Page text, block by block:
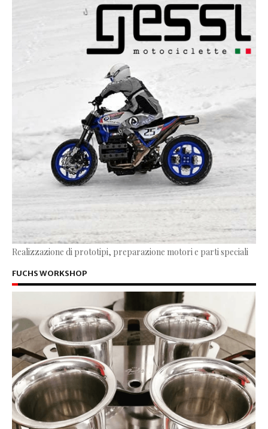
Realizzazione di prototipi, preparazione motori e parti speciali
FUCHS WORKSHOP